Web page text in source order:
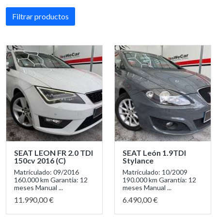
Filtrar productos
SEAT LEON FR 2.0 TDI
150cv 2016 (C)
Matriculado: 09/2016
160.000 km Garantía: 12
meses Manual ...
11.990,00 €
SEAT León 1.9TDI
Stylance
Matriculado: 10/2009
190.000 km Garantía: 12
meses Manual ...
6.490,00 €